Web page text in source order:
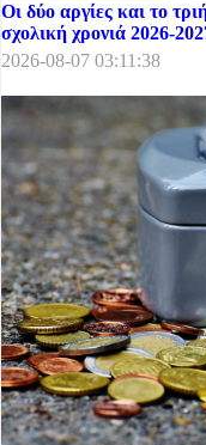
Οι δύο αργίες και το
σχολική χρονιά 2026-
2026-08-07 03:11:38